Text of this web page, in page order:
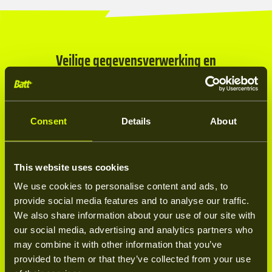
Consent Details About
This website uses cookies
We use cookies to personalise content and ads, to
provide social media features and to analyse our traffic.
We also share information about your use of our site with
our social media, advertising and analytics partners who
may combine it with other information that you’ve
provided to them or that they’ve collected from your use
Veilige gegevensverwerking en
Bij een fysiek veilig energieopslagsysteem hoort ook een
opbrengst om zo efficiënt mogelijk te functioneren. Midea hecht
grote waarde aan privacy en zorgt ervoor dat alle
gebruikersdata optimaal beveiligd is.
De gegevens worden verwerkt via servers in Stuttgart, Duitsland,
die voldoen aan strenge Europese privacy- en